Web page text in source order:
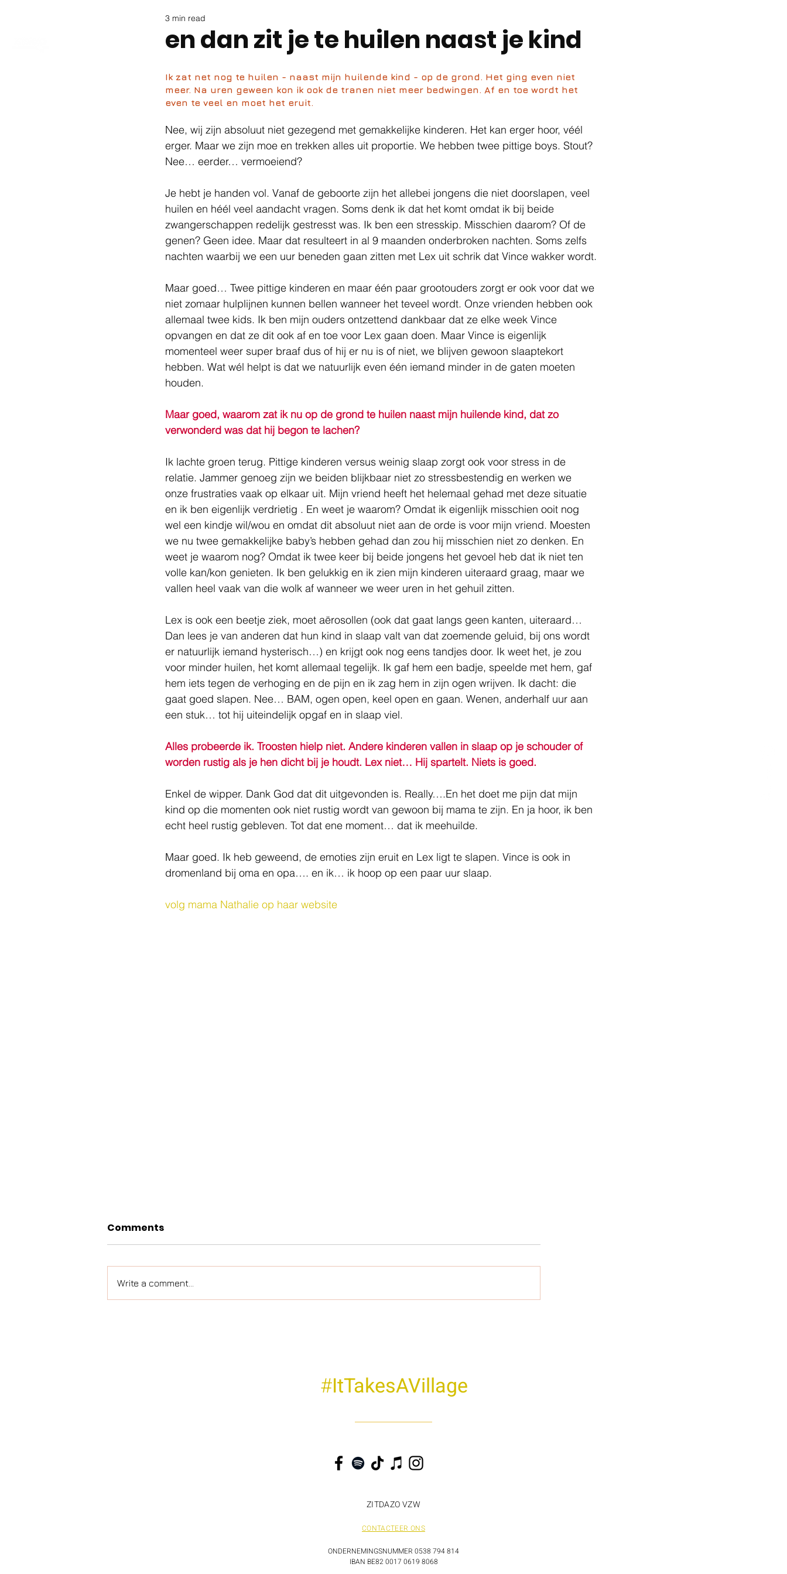
en dan zit je te huilen naast je kind
3 min read
Ik zat net nog te huilen - naast mijn huilende kind - op de grond. Het ging even niet
meer. Na uren geween kon ik ook de tranen niet meer bedwingen. Af en toe wordt het
even te veel en moet het eruit.
Nee, wij zijn absoluut niet gezegend met gemakkelijke kinderen. Het kan erger hoor, véél
erger. Maar we zijn moe en trekken alles uit proportie. We hebben twee pittige boys. Stout?
Nee… eerder… vermoeiend?
Je hebt je handen vol. Vanaf de geboorte zijn het allebei jongens die niet doorslapen, veel
huilen en héél veel aandacht vragen. Soms denk ik dat het komt omdat ik bij beide
zwangerschappen redelijk gestresst was. Ik ben een stresskip. Misschien daarom? Of de
genen? Geen idee. Maar dat resulteert in al 9 maanden onderbroken nachten. Soms zelfs
nachten waarbij we een uur beneden gaan zitten met Lex uit schrik dat Vince wakker wordt.
Maar goed… Twee pittige kinderen en maar één paar grootouders zorgt er ook voor dat we
niet zomaar hulplijnen kunnen bellen wanneer het teveel wordt. Onze vrienden hebben ook
allemaal twee kids. Ik ben mijn ouders ontzettend dankbaar dat ze elke week Vince
opvangen en dat ze dit ook af en toe voor Lex gaan doen. Maar Vince is eigenlijk
momenteel weer super braaf dus of hij er nu is of niet, we blijven gewoon slaaptekort
hebben. Wat wél helpt is dat we natuurlijk even één iemand minder in de gaten moeten
houden.
Maar goed, waarom zat ik nu op de grond te huilen naast mijn huilende kind, dat zo
verwonderd was dat hij begon te lachen?
Ik lachte groen terug. Pittige kinderen versus weinig slaap zorgt ook voor stress in de
relatie. Jammer genoeg zijn we beiden blijkbaar niet zo stressbestendig en werken we
onze frustraties vaak op elkaar uit. Mijn vriend heeft het helemaal gehad met deze situatie
en ik ben eigenlijk verdrietig . En weet je waarom? Omdat ik eigenlijk misschien ooit nog
wel een kindje wil/wou en omdat dit absoluut niet aan de orde is voor mijn vriend. Moesten
we nu twee gemakkelijke baby’s hebben gehad dan zou hij misschien niet zo denken. En
weet je waarom nog? Omdat ik twee keer bij beide jongens het gevoel heb dat ik niet ten
volle kan/kon genieten. Ik ben gelukkig en ik zien mijn kinderen uiteraard graag, maar we
vallen heel vaak van die wolk af wanneer we weer uren in het gehuil zitten.
Lex is ook een beetje ziek, moet aërosollen (ook dat gaat langs geen kanten, uiteraard…
Dan lees je van anderen dat hun kind in slaap valt van dat zoemende geluid, bij ons wordt
er natuurlijk iemand hysterisch…) en krijgt ook nog eens tandjes door. Ik weet het, je zou
voor minder huilen, het komt allemaal tegelijk. Ik gaf hem een badje, speelde met hem, gaf
hem iets tegen de verhoging en de pijn en ik zag hem in zijn ogen wrijven. Ik dacht: die
gaat goed slapen. Nee… BAM, ogen open, keel open en gaan. Wenen, anderhalf uur aan
een stuk… tot hij uiteindelijk opgaf en in slaap viel.
Alles probeerde ik. Troosten hielp niet. Andere kinderen vallen in slaap op je schouder of
worden rustig als je hen dicht bij je houdt. Lex niet… Hij spartelt. Niets is goed.
Enkel de wipper. Dank God dat dit uitgevonden is. Really….En het doet me pijn dat mijn
kind op die momenten ook niet rustig wordt van gewoon bij mama te zijn. En ja hoor, ik ben
echt heel rustig gebleven. Tot dat ene moment… dat ik meehuilde.
Maar goed. Ik heb geweend, de emoties zijn eruit en Lex ligt te slapen. Vince is ook in
dromenland bij oma en opa…. en ik… ik hoop op een paar uur slaap.
volg mama Nathalie op haar website
Comments
Write a comment...
#ItTakesAVillage
ZITDAZO VZW
CONTACTEER ONS
ONDERNEMINGSNUMMER 0538 794 814
IBAN BE82 0017 0619 8068